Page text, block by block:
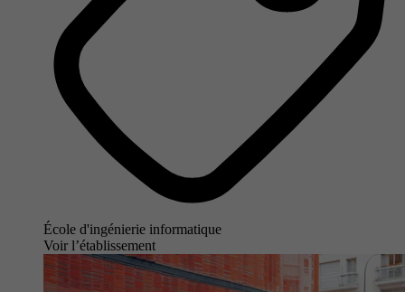
École d'ingénierie informatique
Voir l’établissement